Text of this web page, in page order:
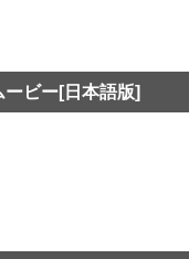
ビー[日本語版]